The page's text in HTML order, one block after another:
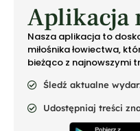
Aplikacja
Nasza aplikacja to
miłośnika łowiectwa,
bieżąco z najnowszymi
Śledź aktualne
Udostępniaj treści